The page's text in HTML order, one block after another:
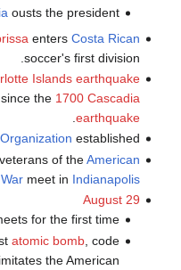
ousts the president.
enters Costa Rican
soccer's first division.
Islands earthquake
the 1700 Cascadia
earthquake
established.
of theAmerican
meet in Indianapolis
August 29
for the first time.
atomic bomb , code
the American